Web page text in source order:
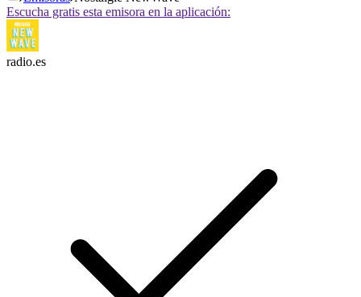
Escucha gratis esta emisora en la aplicación:
radio.es